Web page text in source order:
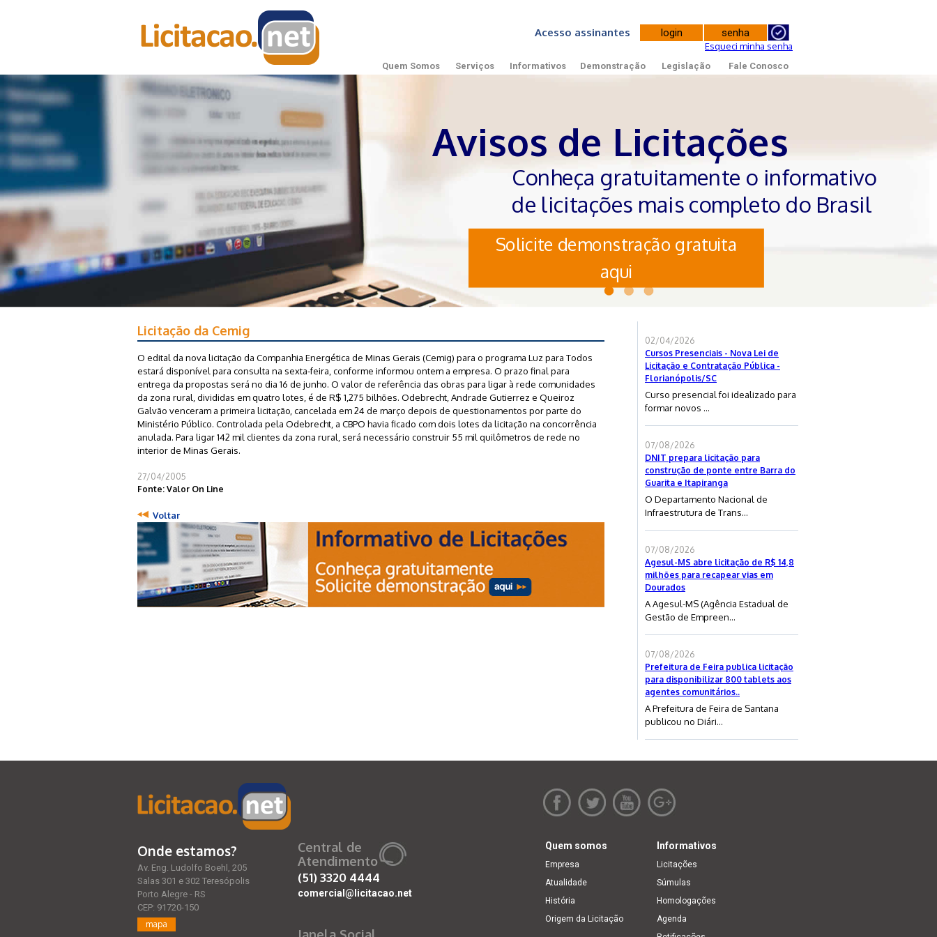
Acesso assinantes
Esqueci minha senha
Quem Somos Serviços Informativos Demonstração Legislação Fale Conosco
Avisos de Licitações
Conheça gratuitamente o informativo
de licitações mais completo do Brasil
Solicite demonstração gratuita
aqui
Licitação da Cemig
O edital da nova licitação da Companhia Energética de Minas Gerais (Cemig) para o programa Luz para Todos
estará disponível para consulta na sexta-feira, conforme informou ontem a empresa. O prazo final para
entrega da propostas será no dia 16 de junho. O valor de referência das obras para ligar à rede comunidades
da zona rural, divididas em quatro lotes, é de R$ 1,275 bilhões. Odebrecht, Andrade Gutierrez e Queiroz
Galvão venceram a primeira licitação, cancelada em 24 de março depois de questionamentos por parte do
Ministério Público. Controlada pela Odebrecht, a CBPO havia ficado com dois lotes da licitação na concorrência
anulada. Para ligar 142 mil clientes da zona rural, será necessário construir 55 mil quilômetros de rede no
interior de Minas Gerais.
27/04/2005
Fonte: Valor On Line
Voltar
02/04/2026
Cursos Presenciais - Nova Lei de
Licitação e Contratação Pública -
Florianópolis/SC
Curso presencial foi idealizado para
formar novos ...
07/08/2026
DNIT prepara licitação para
construção de ponte entre Barra do
Guarita e Itapiranga
O Departamento Nacional de
Infraestrutura de Trans...
07/08/2026
Agesul-MS abre licitação de R$ 14,8
milhões para recapear vias em
Dourados
A Agesul-MS (Agência Estadual de
Gestão de Empreen...
07/08/2026
Prefeitura de Feira publica licitação
para disponibilizar 800 tablets aos
agentes comunitários..
A Prefeitura de Feira de Santana
publicou no Diári...
Onde estamos?
Av. Eng. Ludolfo Boehl, 205
Salas 301 e 302 Teresópolis
Porto Alegre - RS
CEP: 91720-150
mapa
Central de
Atendimento
(51)3320 4444
comercial@licitacao.net
Quem somos
Empresa
Atualidade
História
Origem da Licitação
Informativos
Licitações
Súmulas
Homologações
Agenda